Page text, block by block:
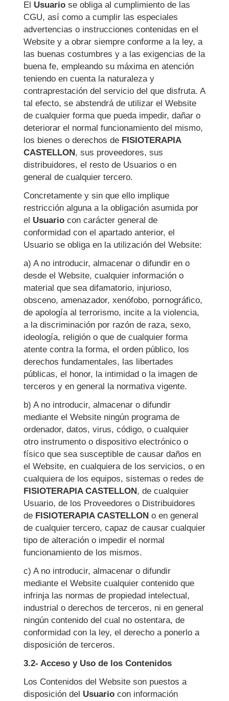
El Usuario se obliga al cumplimiento de las
CGU, así como a cumplir las especiales
advertencias o instrucciones contenidas en el
Website y a obrar siempre conforme a la ley, a
las buenas costumbres y a las exigencias de la
buena fe, empleando su máxima en atención
teniendo en cuenta la naturaleza y
contraprestación del servicio del que disfruta. A
tal efecto, se abstendrá de utilizar el Website
de cualquier forma que pueda impedir, dañar o
deteriorar el normal funcionamiento del mismo,
los bienes o derechos de FISIOTERAPIA
CASTELLON, sus proveedores, sus
distribuidores, el resto de Usuarios o en
general de cualquier tercero.
Concretamente y sin que ello implique
restricción alguna a la obligación asumida por
el Usuario con carácter general de
conformidad con el apartado anterior, el
Usuario se obliga en la utilización del Website:
a) A no introducir, almacenar o difundir en o
desde el Website, cualquier información o
material que sea difamatorio, injurioso,
obsceno, amenazador, xenófobo, pornográfico,
de apología al terrorismo, incite a la violencia,
a la discriminación por razón de raza, sexo,
ideología, religión o que de cualquier forma
atente contra la forma, el orden público, los
derechos fundamentales, las libertades
públicas, el honor, la intimidad o la imagen de
terceros y en general la normativa vigente.
b) A no introducir, almacenar o difundir
mediante el Website ningún programa de
ordenador, datos, virus, código, o cualquier
otro instrumento o dispositivo electrónico o
físico que sea susceptible de causar daños en
el Website, en cualquiera de los servicios, o en
cualquiera de los equipos, sistemas o redes de
FISIOTERAPIA CASTELLON, de cualquier
Usuario, de los Proveedores o Distribuidores
de FISIOTERAPIA CASTELLON o en general
de cualquier tercero, capaz de causar cualquier
tipo de alteración o impedir el normal
funcionamiento de los mismos.
c) A no introducir, almacenar o difundir
mediante el Website cualquier contenido que
infrinja las normas de propiedad intelectual,
industrial o derechos de terceros, ni en general
ningún contenido del cual no ostentara, de
conformidad con la ley, el derecho a ponerlo a
disposición de terceros.
3.2- Acceso y Uso de los Contenidos
Los Contenidos del Website son puestos a
disposición del Usuario con información